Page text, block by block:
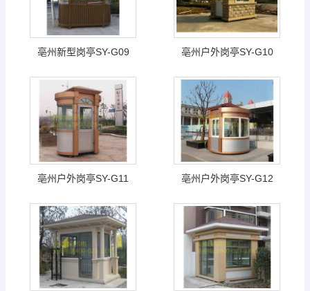
亳州新型岗亭SY-G09 亳州户外岗亭SY-G10
亳州户外岗亭SY-G11 亳州户外岗亭SY-G12